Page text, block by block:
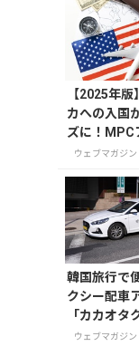
【2025年版
カへの入国
ズに！MPC
登録方法や
ウェブマガジン
韓国旅行で
クシー配車
「カカオタ
AKAO T）
ウェブマガジン